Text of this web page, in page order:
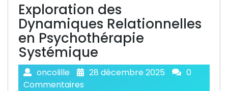
Exploration des
Dynamiques Relationnelles
en Psychothérapie
Systémique
oncolille 28 décembre 2025
0
Commentaires